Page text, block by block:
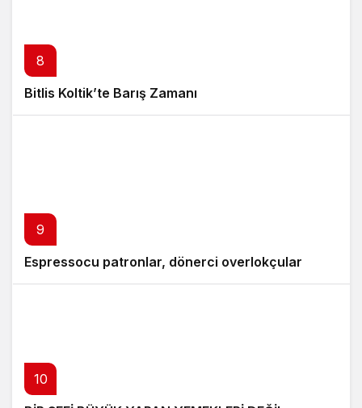
8
Bitlis Koltik’te Barış Zamanı
9
Espressocu patronlar, dönerci overlokçular
10